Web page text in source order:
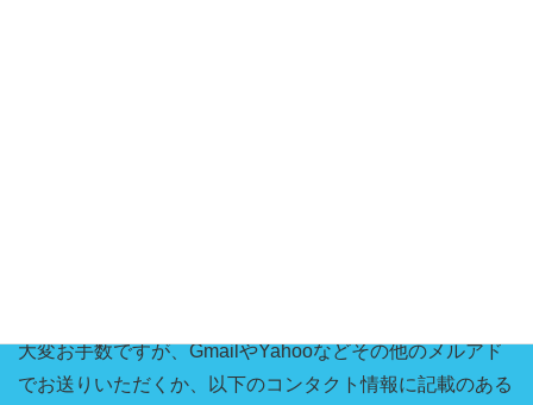
大変お手数ですが、GmailやYahooなどその他のメルアド
でお送りいただくか、以下のコンタクト情報に記載のある